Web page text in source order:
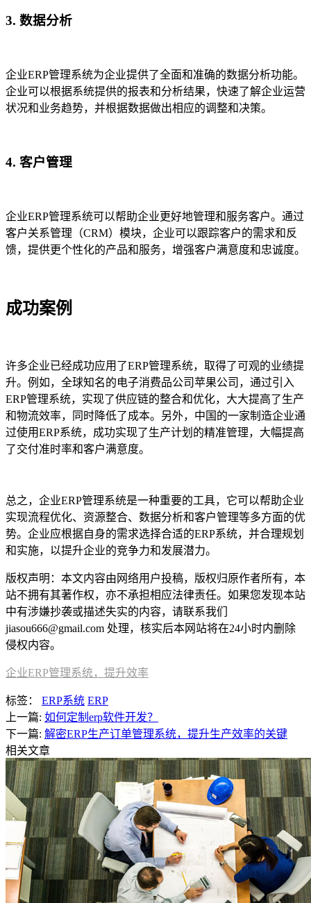
3. 数据分析
企业ERP管理系统为企业提供了全面和准确的数据分析功能。
企业可以根据系统提供的报表和分析结果，快速了解企业运营
状况和业务趋势，并根据数据做出相应的调整和决策。
4. 客户管理
企业ERP管理系统可以帮助企业更好地管理和服务客户。通过
客户关系管理（CRM）模块，企业可以跟踪客户的需求和反
馈，提供更个性化的产品和服务，增强客户满意度和忠诚度。
成功案例
许多企业已经成功应用了ERP管理系统，取得了可观的业绩提
升。例如，全球知名的电子消费品公司苹果公司，通过引入
ERP管理系统，实现了供应链的整合和优化，大大提高了生产
和物流效率，同时降低了成本。另外，中国的一家制造企业通
过使用ERP系统，成功实现了生产计划的精准管理，大幅提高
了交付准时率和客户满意度。
总之，企业ERP管理系统是一种重要的工具，它可以帮助企业
实现流程优化、资源整合、数据分析和客户管理等多方面的优
势。企业应根据自身的需求选择合适的ERP系统，并合理规划
和实施，以提升企业的竞争力和发展潜力。
版权声明：本文内容由网络用户投稿，版权归原作者所有，本
站不拥有其著作权，亦不承担相应法律责任。如果您发现本站
中有涉嫌抄袭或描述失实的内容，请联系我们
jiasou666@gmail.com 处理，核实后本网站将在24小时内删除
侵权内容。
企业ERP管理系统，提升效率
标签： ERP系统 ERP
上一篇: 如何定制erp软件开发？
下一篇: 解密ERP生产订单管理系统，提升生产效率的关键
相关文章